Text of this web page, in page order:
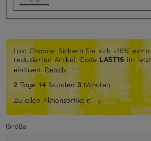
Last Chance: Sichern Sie sich -15%
reduzierten Artikel. Code LAST15im
einlösen.Details
2 Tage14 Stunden 3 Minuten
Zu allen Aktionsartikeln
Größe